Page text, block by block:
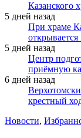
Казанского
5 дней назад
При храме
5 дней назад
Центр
приёмную
6 дней назад
крестный
Новости,